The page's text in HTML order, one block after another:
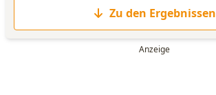
Zu den Ergebnissen